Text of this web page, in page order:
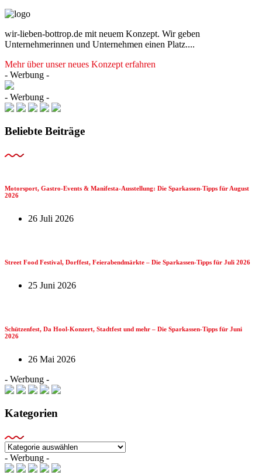
wir-lieben-bottrop.de mit neuem Konzept. Wir geben
Unternehmerinnen und Unternehmen einen Platz....
Mehr über unser neues Konzept erfahren
- Werbung -
- Werbung -
Beliebte Beiträge
Motorsport, Gastro-Events & Manifesta-Ausstellung: Die Sparkassen-Tipps für August
2026
26 Juli 2026
Street Food Festival, Dorffest, Feierabendmärkte – Die Sparkassen-Tipps für Juli 2026
25 Juni 2026
Schützenfest, Da Hool-Konzert, Stadtfest und mehr – Die Sparkassen-Tipps für Juni
2026
26 Mai 2026
- Werbung -
Kategorien
Kategorien
- Werbung -